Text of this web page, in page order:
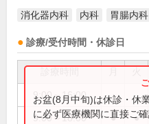
消化器内科 内科 胃腸内科
診療/受付時間・休診日
9:00～16:00
9:00～18:00 ● ●
お盆(8月中旬)は休診・休
に必ず医療機関に直接ご確